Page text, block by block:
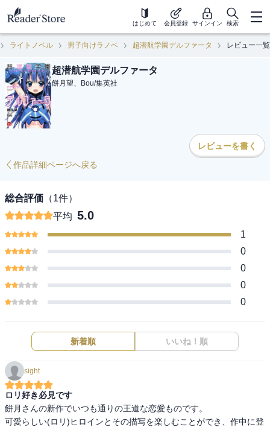
はじめて 会員登録 サインイン 検索
ライトノベル 男子向けラノベ 超潜航学園デルファータ レビュー一覧
超潜航学園デルファータ
餅月望、Bou/集英社
レビューを書く
作品詳細ページへ戻る
総合評価 （1件）
平均 5.0
1
0
0
0
0
新着順 いいね！順
sight
ロリ好き必見です
餅月さんの新作でいつも通りの王道な恋愛ものです。
可愛らしい(ロリ)ヒロインとその描写を楽しむことができ、作中に登